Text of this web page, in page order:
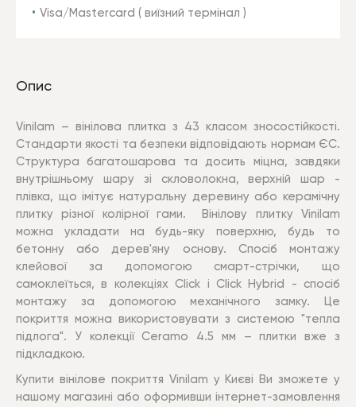
Visa/Mastercard ( виїзний термінал )
Опис
Vinilam – вінілова плитка з 43 класом зносостійкості.
Стандарти якості та безпеки відповідають нормам ЄС.
Структура багатошарова та досить міцна, завдяки
внутрішньому шару зі скловолокна, верхній шар -
плівка, що імітує натуральну деревину або керамічну
плитку різної колірної гами. Вінілову плитку Vinilam
можна укладати на будь-яку поверхню, будь то
бетонну або дерев'яну основу. Спосіб монтажу
клейової за допомогою смарт-стрічки, що
самоклеїться, в колекціях Click і Click Hybrid - спосіб
монтажу за допомогою механічного замку. Це
покриття можна використовувати з системою "тепла
підлога". У колекції Ceramo 4.5 мм – плитки вже з
підкладкою.
Купити вінілове покриття Vinilam у Києві Ви зможете у
нашому магазині або оформивши інтернет-замовлення